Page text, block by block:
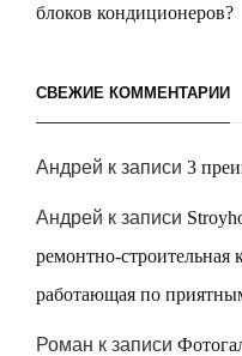
блоков кондиционеров?
СВЕЖИЕ КОММЕНТАРИИ
Андрей к записи 3
Андрей к записи
ремонтно-строительная
работающая по
Роман к записи